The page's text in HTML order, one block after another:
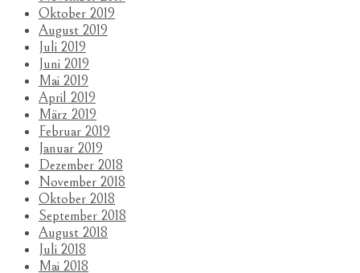
Oktober 2019
August 2019
Juli 2019
Juni 2019
Mai 2019
April 2019
März 2019
Februar 2019
Januar 2019
Dezember 2018
November 2018
Oktober 2018
September 2018
August 2018
Juli 2018
Mai 2018